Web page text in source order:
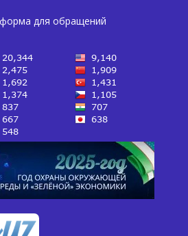
для обращений